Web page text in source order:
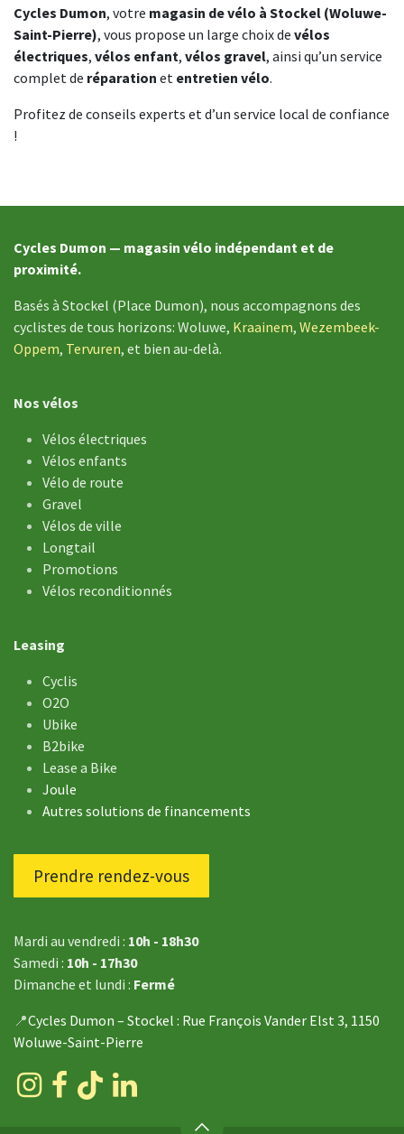
Cycles Dumon, votre magasin de vélo à Stockel (Woluwe-
Saint-Pierre), vous propose un large choix de vélos
électriques, vélos enfant, vélos gravel, ainsi qu’un service
complet de réparation et entretien vélo.
Profitez de conseils experts et d’un service local de confiance
!
Cycles Dumon — magasin vélo indépendant et de
proximité.
Basés à Stockel (Place Dumon), nous accompagnons des
cyclistes de tous horizons: Woluwe, Kraainem, Wezembeek-
Oppem, Tervuren, et bien au-delà.
Nos vélos
Vélos électriques
Vélos enfants
Vélo de ​route
Gravel
Vélos de ville
Longtail
Promotions
Vélos reconditionnés
Leasing
Cyclis
O2O
Ubike
B2bike
Lease a Bike
Joule
Autres solutions de financements
Prendre rendez-vous
Mardi au vendredi : 10h - 18h30
Samedi : 10h - 17h30
Dimanche et lundi : Fermé
📍Cycles Dumon – Stockel : Rue François Vander Elst 3, 1150
Woluwe-Saint-Pierre